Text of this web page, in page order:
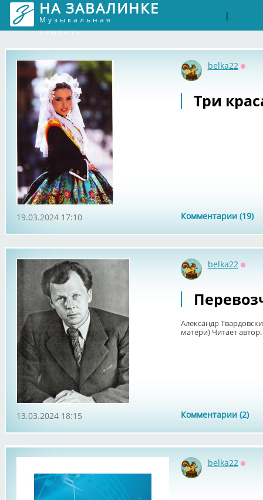
НА ЗАВАЛИНКЕ
Музыкальная
соцсеть
|
belka22
Три
Комментарии (19)
19.03.2024 17:10
belka22
Александр
матери) Читает
Комментарии (2)
13.03.2024 18:15
belka22